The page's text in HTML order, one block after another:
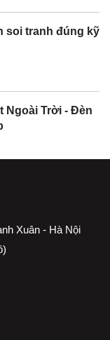
soi tranh đúng kỹ
Ngoài Trời - Đèn
Xuân - Hà Nội